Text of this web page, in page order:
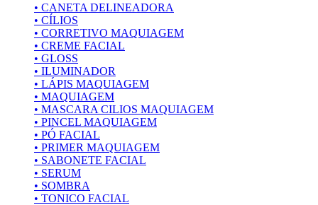
• CANETA DELINEADORA
• CÍLIOS
• CORRETIVO MAQUIAGEM
• CREME FACIAL
• GLOSS
• ILUMINADOR
• LÁPIS MAQUIAGEM
• MAQUIAGEM
• MASCARA CILIOS MAQUIAGEM
• PINCEL MAQUIAGEM
• PÓ FACIAL
• PRIMER MAQUIAGEM
• SABONETE FACIAL
• SERUM
• SOMBRA
• TONICO FACIAL